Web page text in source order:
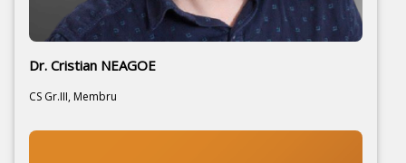
Dr. Cristian NEAGOE
CS Gr.III, Membru